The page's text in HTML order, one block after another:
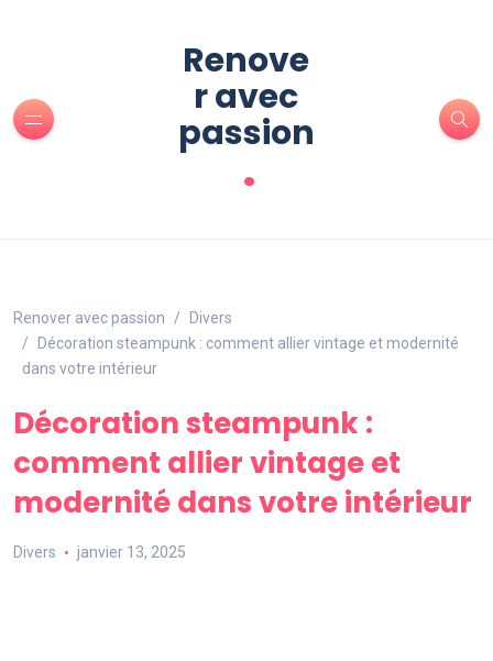
Renove
r avec
passion
.
Renover avec passion
Divers
Décoration steampunk : comment allier vintage et modernité
dans votre intérieur
Décoration steampunk :
comment allier vintage et
modernité dans votre intérieur
Divers janvier 13, 2025